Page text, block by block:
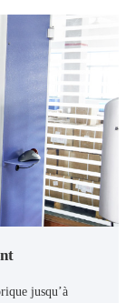
jusqu’à